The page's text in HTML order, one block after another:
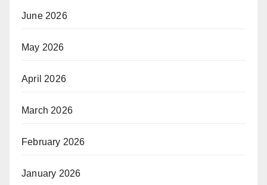
June 2026
May 2026
April 2026
March 2026
February 2026
January 2026